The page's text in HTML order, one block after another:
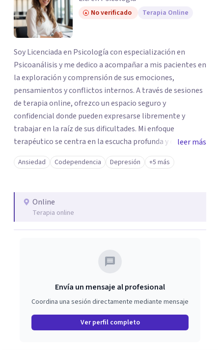
No verificado Terapia Online
Soy Licenciada en Psicología con especialización en
Psicoanálisis y me dedico a acompañar a mis pacientes en
la exploración y comprensión de sus emociones,
pensamientos y conflictos internos. A través de sesiones
de terapia online, ofrezco un espacio seguro y
confidencial donde pueden expresarse libremente y
trabajar en la raíz de sus dificultades. Mi enfoque
terapéutico se centra en la escucha profunda y el análisis
del inconsciente, ayudando a transformar el malestar
emocional en una oportunidad de crecimiento. Trato
conflictos emocionales, facilitando el desarrollo de un
mayor bienestar y equilibrio personal.
leer más
Ansiedad Codependencia Depresión +5 más
Online
Terapia online
Envía un mensaje al profesional
Coordina una sesión directamente mediante mensaje
Ver perfil completo